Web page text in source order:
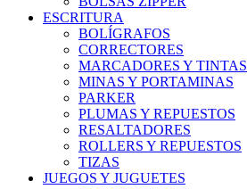
ESCRITURA
BOLÍGRAFOS
CORRECTORES
MARCADORES Y TINTAS
MINAS Y PORTAMINAS
PARKER
PLUMAS Y REPUESTOS
RESALTADORES
ROLLERS Y REPUESTOS
TIZAS
JUEGOS Y JUGUETES